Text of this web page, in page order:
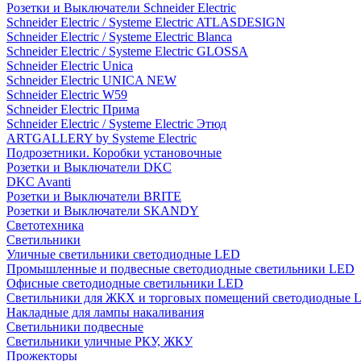
Розетки и Выключатели Schneider Electric
Schneider Electric / Systeme Electric ATLASDESIGN
Schneider Electric / Systeme Electric Blanca
Schneider Electric / Systeme Electric GLOSSA
Schneider Electric Unica
Schneider Electric UNICA NEW
Schneider Electric W59
Schneider Electric Прима
Schneider Electric / Systeme Electric Этюд
ARTGALLERY by Systeme Electric
Подрозетники. Коробки установочные
Розетки и Выключатели DKC
DKC Avanti
Розетки и Выключатели BRITE
Розетки и Выключатели SKANDY
Светотехника
Светильники
Уличные светильники светодиодные LED
Промышленные и подвесные светодиодные светильники LED
Офисные светодиодные светильники LED
Светильники для ЖКХ и торговых помещений светодиодные
Накладные для лампы накаливания
Светильники подвесные
Светильники уличные РКУ, ЖКУ
Прожекторы